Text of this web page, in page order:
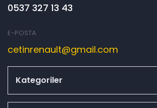
0537 327 13 43
E-POSTA
cetinrenault@gmail.com
Kategoriler